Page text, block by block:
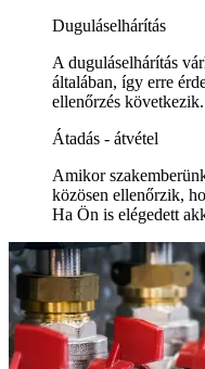
Duguláselhárítás
A duguláselhárítás
általában, így erre
ellenőrzés következik.
Átadás - átvétel
Amikor
közösen ellenőrzik,
Ha Ön is elégedett